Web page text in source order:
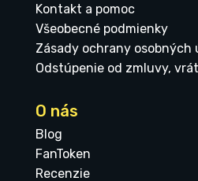
Kontakt a pomoc
Všeobecné podmienky
Zásady ochrany osobných
Odstúpenie od zmluvy,
O nás
Blog
FanToken
Recenzie